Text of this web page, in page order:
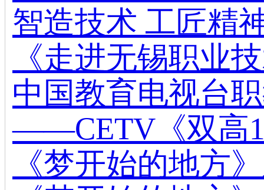
智造技术 工匠精
《走进无锡职业
中国教育电视台
——CETV《双高
《梦开始的地方